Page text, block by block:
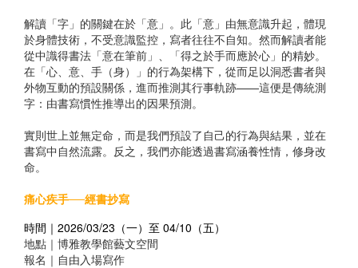
解讀「字」的關鍵在於「意」。此「意」由無意識升起，體現
於身體技術，不受意識監控，寫者往往不自知。然而解讀者能
從中識得書法「意在筆前」、「得之於手而應於心」的精妙。
在「心、意、手（身）」的行為架構下，從而足以洞悉書者與
外物互動的預設關係，進而推測其行事軌跡——這便是傳統測
字：由書寫慣性推導出的因果預測。
實則世上並無定命，而是我們預設了自己的行為與結果，並在
書寫中自然流露。反之，我們亦能透過書寫涵養性情，修身改
命。
痛心疾手──經書抄寫
時間｜2026/03/23（一）至 04/10（五）
地點｜博雅教學館藝文空間
報名｜自由入場寫作